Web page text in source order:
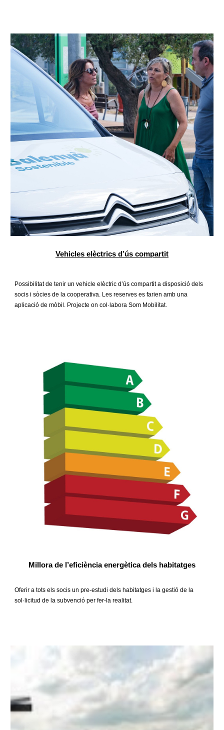
Vehicles elèctrics d’ús compartit
Possibilitat de tenir un vehicle elèctric d’ús compartit a disposició dels
socis i sòcies de la cooperativa. Les reserves es farien amb una
aplicació de mòbil. Projecte on col·labora Som Mobilitat.
Millora de l’eficiència energètica dels habitatges
Oferir a tots els socis un pre-estudi dels habitatges i la gestió de la
sol·licitud de la subvenció per fer-la realitat.